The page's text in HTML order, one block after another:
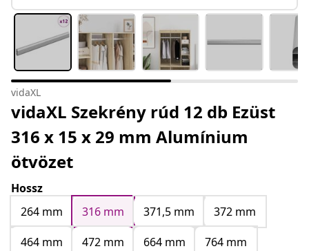
vidaXL
vidaXL Szekrény rúd 12 db Ezüst
316 x 15 x 29 mm Alumínium
ötvözet
Hossz
264 mm
316 mm 371,5 mm
372 mm
464 mm
472 mm 664 mm
764 mm